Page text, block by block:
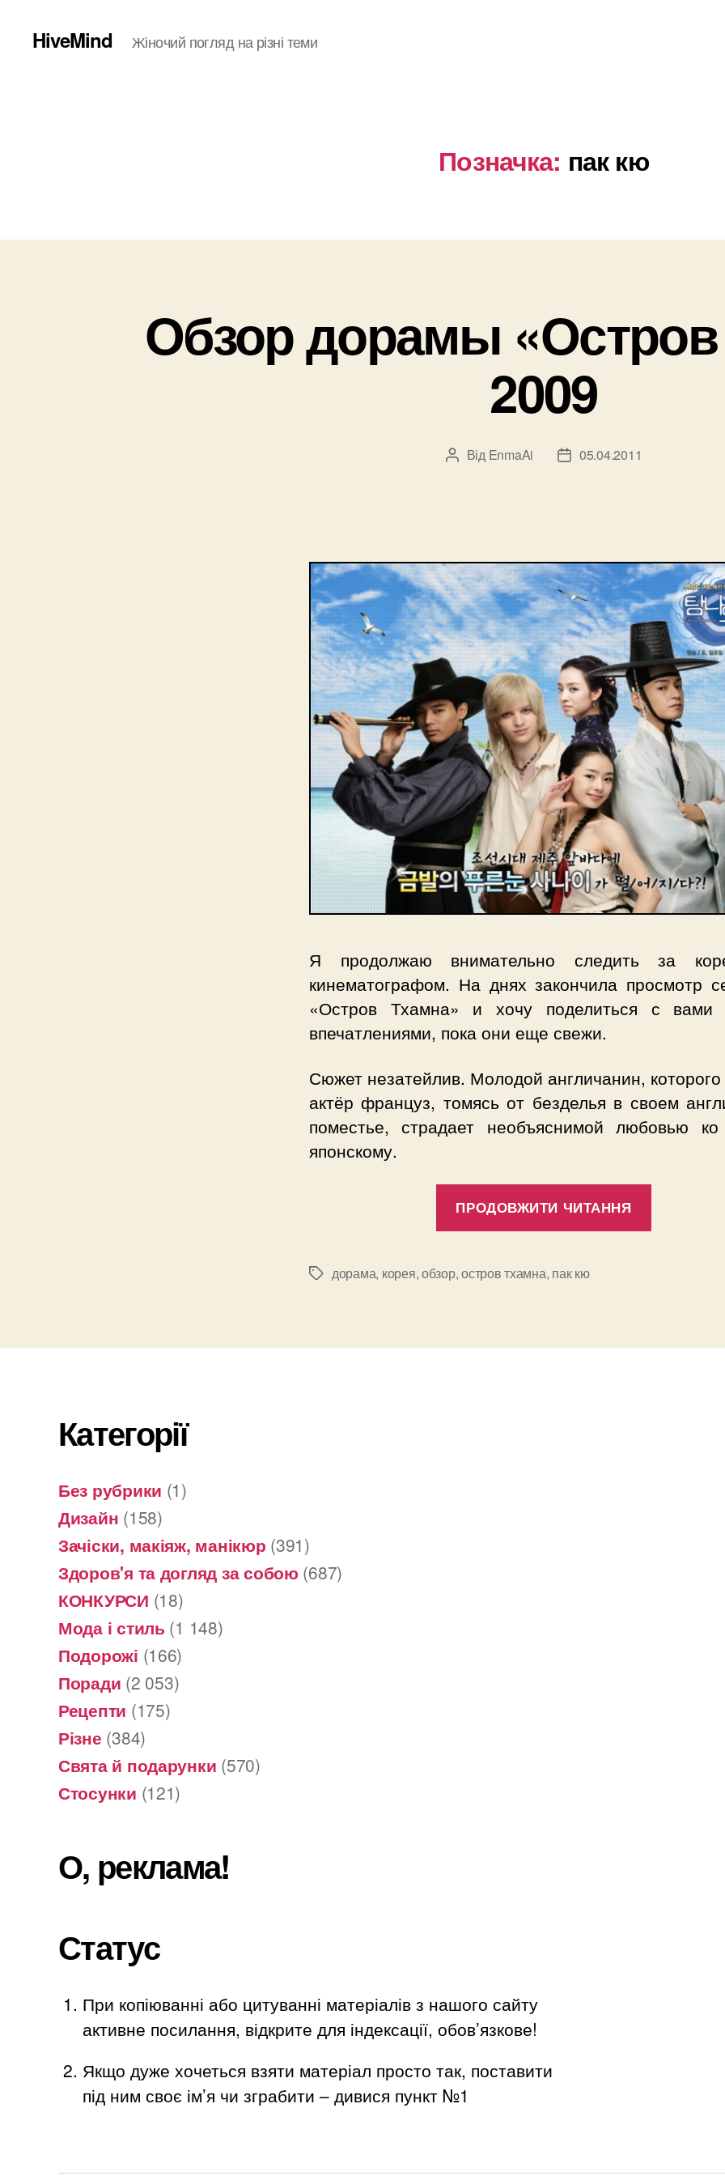
HiveMind Жіночий погляд на різні теми
Позначка: пак кю
Обзор дорамы
2009
Автор
Від EnmaAi
Дата05.04.2011
Я продолжаю внимательно следить за
кинематографом. На днях закончила просмотр
«Остров Тхамна» и хочу поделиться с вами
впечатлениями, пока они еще свежи.
Сюжет незатейлив. Молодой англичанин, которого
актёр француз, томясь от безделья в своем
поместье, страдает необъяснимой любовью
японскому.
ПРОДОВЖИТИ ЧИТАННЯ
Позначки
дорама, корея,обзор,остров тхамна, пак кю
Категорії
Без рубрики (1)
Дизайн (158)
Зачіски, макіяж, манікюр (391)
Здоров'я та догляд за собою (687)
КОНКУРСИ (18)
Мода і стиль (1 148)
Подорожі (166)
Поради (2 053)
Рецепти (175)
Різне (384)
Свята й подарунки (570)
Стосунки (121)
О, реклама!
Статус
При копіюванні або цитуванні матеріалів з нашого сайту
активне посилання, відкрите для індексації, обов’язкове!
Якщо дуже хочеться взяти матеріал просто так, поставити
під ним своє ім’я чи зграбити – дивися пункт №1